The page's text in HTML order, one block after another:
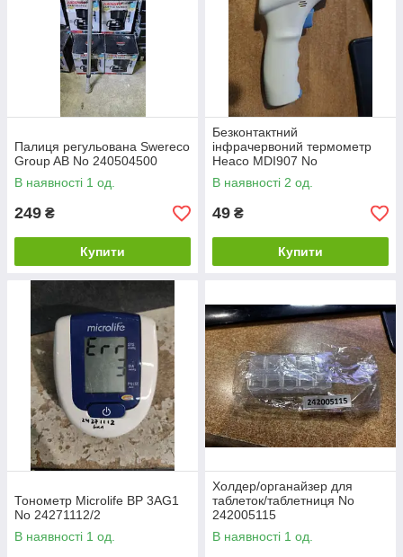
Палиця регульована Swereco
Group AB No 240504500
В наявності 1 од.
249 ₴
Купити
Безконтактний
інфрачервоний термометр
Heaco MDI907 No
НР23230102
В наявності 2 од.
49 ₴
Купити
Тонометр Microlife BP 3AG1
No 24271112/2
В наявності 1 од.
Холдер/органайзер для
таблеток/таблетниця No
242005115
В наявності 1 од.